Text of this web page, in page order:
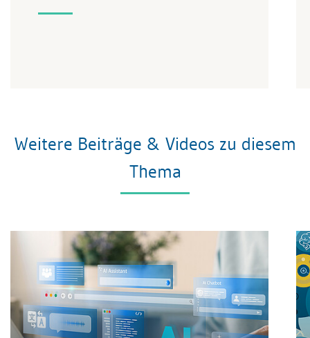
Weitere Beiträge & Videos zu diesem
Thema